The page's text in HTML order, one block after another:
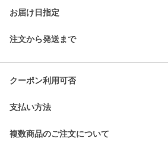
お届け日指定
注文から発送まで
クーポン利用可否
支払い方法
複数商品のご注文について